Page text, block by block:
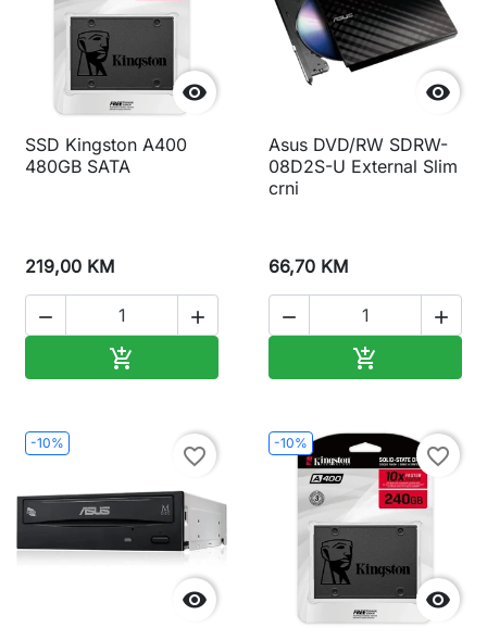

SSD Kingston A400
480GB SATA
219,00 KM
 


Asus DVD/RW SDRW-
08D2S-U External Slim
crni
66,70 KM
 

-10%

favorite_border
-10%

favorite_border